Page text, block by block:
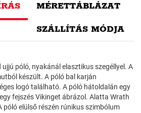
MÉRETTÁBLÁZAT
SZÁLLÍTÁS MÓDJA
póló, nyakánál elasztikus szegéllyel. A
készült. A póló bal karján
logó található. A póló hátoldalán egy
fejszés Vikinget ábrázol. Alatta Wrath
póló elülső részén rúnikus szimbólum